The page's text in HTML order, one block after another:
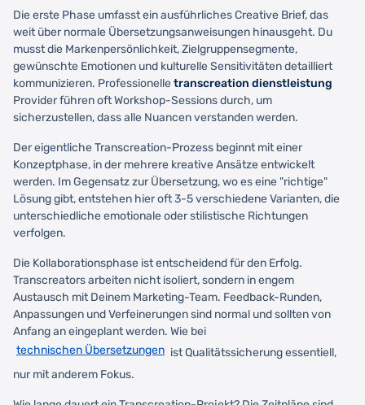
Die erste Phase umfasst ein ausführliches Creative Brief, das
weit über normale Übersetzungsanweisungen hinausgeht. Du
musst die Markenpersönlichkeit, Zielgruppensegmente,
gewünschte Emotionen und kulturelle Sensitivitäten detailliert
kommunizieren. Professionelletranscreation dienstleistung
Provider führen oft Workshop-Sessions durch, um
sicherzustellen, dass alle Nuancen verstanden werden.
Der eigentliche Transcreation-Prozess beginnt mit einer
Konzeptphase, in der mehrere kreative Ansätze entwickelt
werden. Im Gegensatz zur Übersetzung, wo es eine "richtige"
Lösung gibt, entstehen hier oft 3-5 verschiedene Varianten, die
unterschiedliche emotionale oder stilistische Richtungen
verfolgen.
Die Kollaborationsphase ist entscheidend für den Erfolg.
Transcreators arbeiten nicht isoliert, sondern in engem
Austausch mit Deinem Marketing-Team. Feedback-Runden,
Anpassungen und Verfeinerungen sind normal und sollten von
Anfang an eingeplant werden. Wie bei
technischen Übersetzungen ist Qualitätssicherung essentiell,
nur mit anderem Fokus.